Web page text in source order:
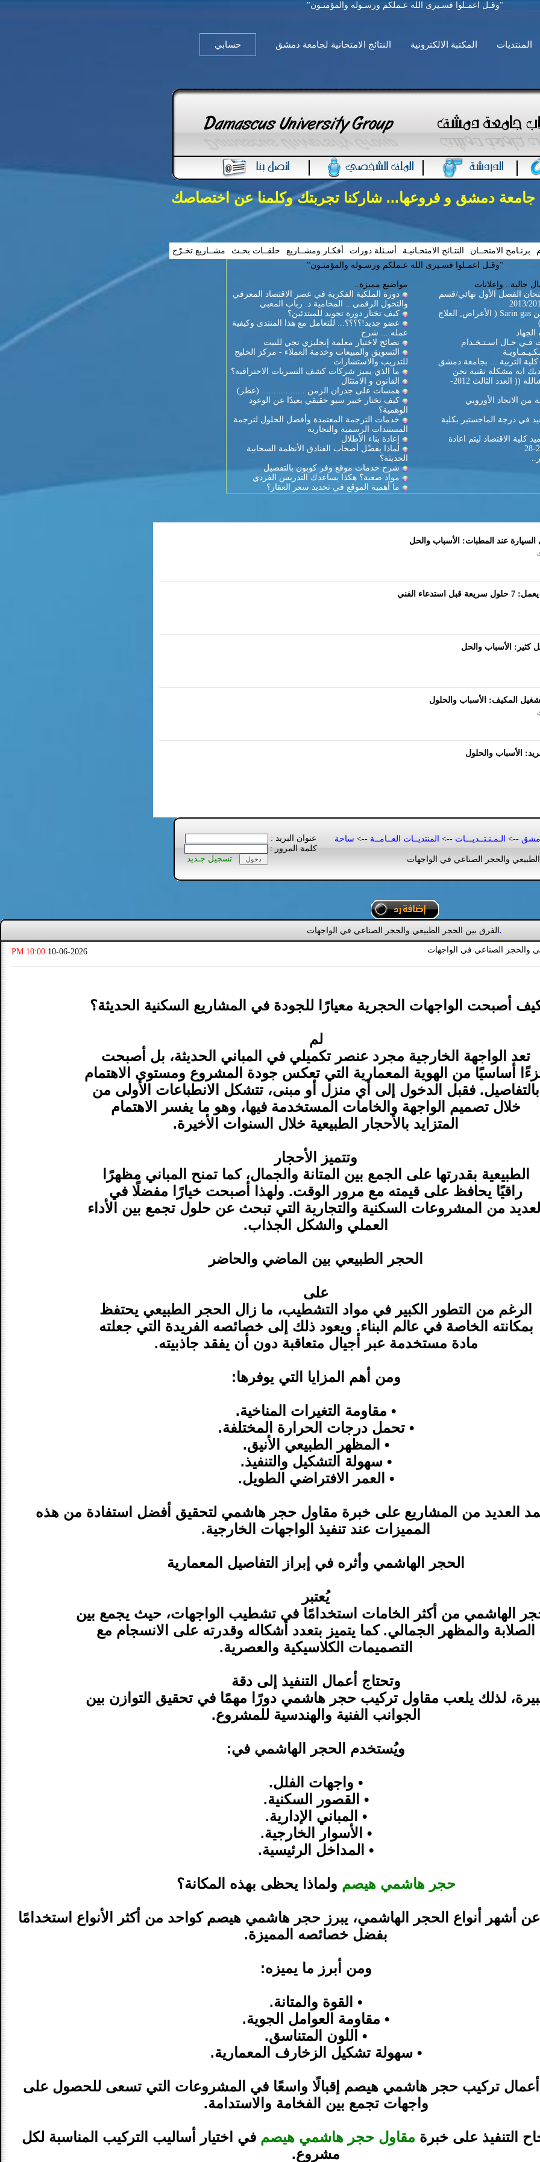
"وقـل اعمـلوا فسـيرى الله عـملكم ورسـوله والمؤمنـون"
المنتديات المكتبة الالكترونية النتائج الامتحانية لجامعة دمشق حسابي
دمشق و فروعها... شاركنا تجربتك وكلمنا عن اختصاصك
برنـامج الامتحــان النتـائج الامتحـانيـة أسـئلة دورات أفكـار ومشــاريع حلقــات بحـث
مشــاريع تخـرّج
"وقـل اعمـلوا فسـيرى الله عـملكم ورسـوله والمؤمنـون"
حالية.. وإعلانات
الفصل الأول نهائي/قسم
غاز السارين Sarin gas ( الأعراض, العلاج
فـي حـال اسـتـخـدام
التربية ... بجامعة دمشق
اية مشكلة تقنية نحن
بالخدمة ان شالله (( العدد الثالث 2012-
من الاتحاد الأوروبي
في درجة الماجستير بكلية
كلية الاقتصاد ليتم اعادة
مواضيع مميزة..
دورة الملكية الفكرية في عصر الاقتصاد المعرفي
والتحول الرقمي .. المحامية د. رباب المعبي
كيف تختار دورة تجويد للمبتدئين؟
عضو جديد!؟؟؟؟... للتعامل مع هذا المنتدى وكيفية
عمله.... شرح
نصائح لاختيار معلمة إنجليزي تجي للبيت
التسويق والمبيعات وخدمة العملاء - مركز الخليج
للتدريب والاستشارات
ما الذي يميز شركات كشف التسربات الاحترافية؟
القانون و الامتثال
همسات على جدران الزمن .................. (عطر)
كيف تختار خبير سيو حقيقي بعيدًا عن الوعود
الوهمية؟
خدمات الترجمة المعتمدة وأفضل الحلول لترجمة
المستندات الرسمية والتجارية
إعادة بناء الأطلال
لماذا يفضّل أصحاب الفنادق الأنظمة السحابية
الحديثة؟
شرح خدمات موقع وفر كوبون بالتفصيل
مواد صعبة؟ هكذا يساعدك التدريس الفردي
ما أهمية الموقع في تحديد سعر العقار؟
عند المطبات: الأسباب والحل
الفني
كثير: الأسباب والحل
المكيف: الأسباب والحلول
الأسباب والحلول
--> الـمـنـتــديـــات --> المنتديــات العــامــة --> ساحة
والحجر الصناعي في الواجهات
عنوان البريد :
كلمة المرور :
تسجيل جـديد
. الفرق بين الحجر الطبيعي والحجر الصناعي في الواجهات
والحجر الصناعي في الواجهات 10-06-2026
10:00 PM
أصبحت الواجهات الحجرية معيارًا للجودة في المشاريع السكنية الحديثة؟
لم
تعد الواجهة الخارجية مجرد عنصر تكميلي في المباني الحديثة، بل أصبحت
أساسيًا من الهوية المعمارية التي تعكس جودة المشروع ومستوى الاهتمام
بالتفاصيل. فقبل الدخول إلى أي منزل أو مبنى، تتشكل الانطباعات الأولى من
خلال تصميم الواجهة والخامات المستخدمة فيها، وهو ما يفسر الاهتمام
المتزايد بالأحجار الطبيعية خلال السنوات الأخيرة.
وتتميز الأحجار
الطبيعية بقدرتها على الجمع بين المتانة والجمال، كما تمنح المباني مظهرًا
راقيًا يحافظ على قيمته مع مرور الوقت. ولهذا أصبحت خيارًا مفضلًا في
من المشروعات السكنية والتجارية التي تبحث عن حلول تجمع بين الأداء
العملي والشكل الجذاب.
الحجر الطبيعي بين الماضي والحاضر
على
الرغم من التطور الكبير في مواد التشطيب، ما زال الحجر الطبيعي يحتفظ
بمكانته الخاصة في عالم البناء. ويعود ذلك إلى خصائصه الفريدة التي جعلته
مادة مستخدمة عبر أجيال متعاقبة دون أن يفقد جاذبيته.
ومن أهم المزايا التي يوفرها:
• مقاومة التغيرات المناخية.
• تحمل درجات الحرارة المختلفة.
• المظهر الطبيعي الأنيق.
• سهولة التشكيل والتنفيذ.
• العمر الافتراضي الطويل.
العديد من المشاريع على خبرة مقاول حجر هاشمي لتحقيق أفضل استفادة من هذه
المميزات عند تنفيذ الواجهات الخارجية.
الحجر الهاشمي وأثره في إبراز التفاصيل المعمارية
يُعتبر
الهاشمي من أكثر الخامات استخدامًا في تشطيب الواجهات، حيث يجمع بين
الصلابة والمظهر الجمالي. كما يتميز بتعدد أشكاله وقدرته على الانسجام مع
التصميمات الكلاسيكية والعصرية.
وتحتاج أعمال التنفيذ إلى دقة
لذلك يلعب مقاول تركيب حجر هاشمي دورًا مهمًا في تحقيق التوازن بين
الجوانب الفنية والهندسية للمشروع.
ويُستخدم الحجر الهاشمي في:
• واجهات الفلل.
• القصور السكنية.
• المباني الإدارية.
• الأسوار الخارجية.
• المداخل الرئيسية.
حجر هاشمي هيصم ولماذا يحظى بهذه المكانة؟
أشهر أنواع الحجر الهاشمي، يبرز حجر هاشمي هيصم كواحد من أكثر الأنواع استخدامًا
بفضل خصائصه المميزة.
ومن أبرز ما يميزه:
• القوة والمتانة.
• مقاومة العوامل الجوية.
• اللون المتناسق.
• سهولة تشكيل الزخارف المعمارية.
أعمال تركيب حجر هاشمي هيصم إقبالًا واسعًا في المشروعات التي تسعى للحصول على
واجهات تجمع بين الفخامة والاستدامة.
التنفيذ على خبرة مقاول حجر هاشمي هيصم في اختيار أساليب التركيب المناسبة لكل
مشروع.